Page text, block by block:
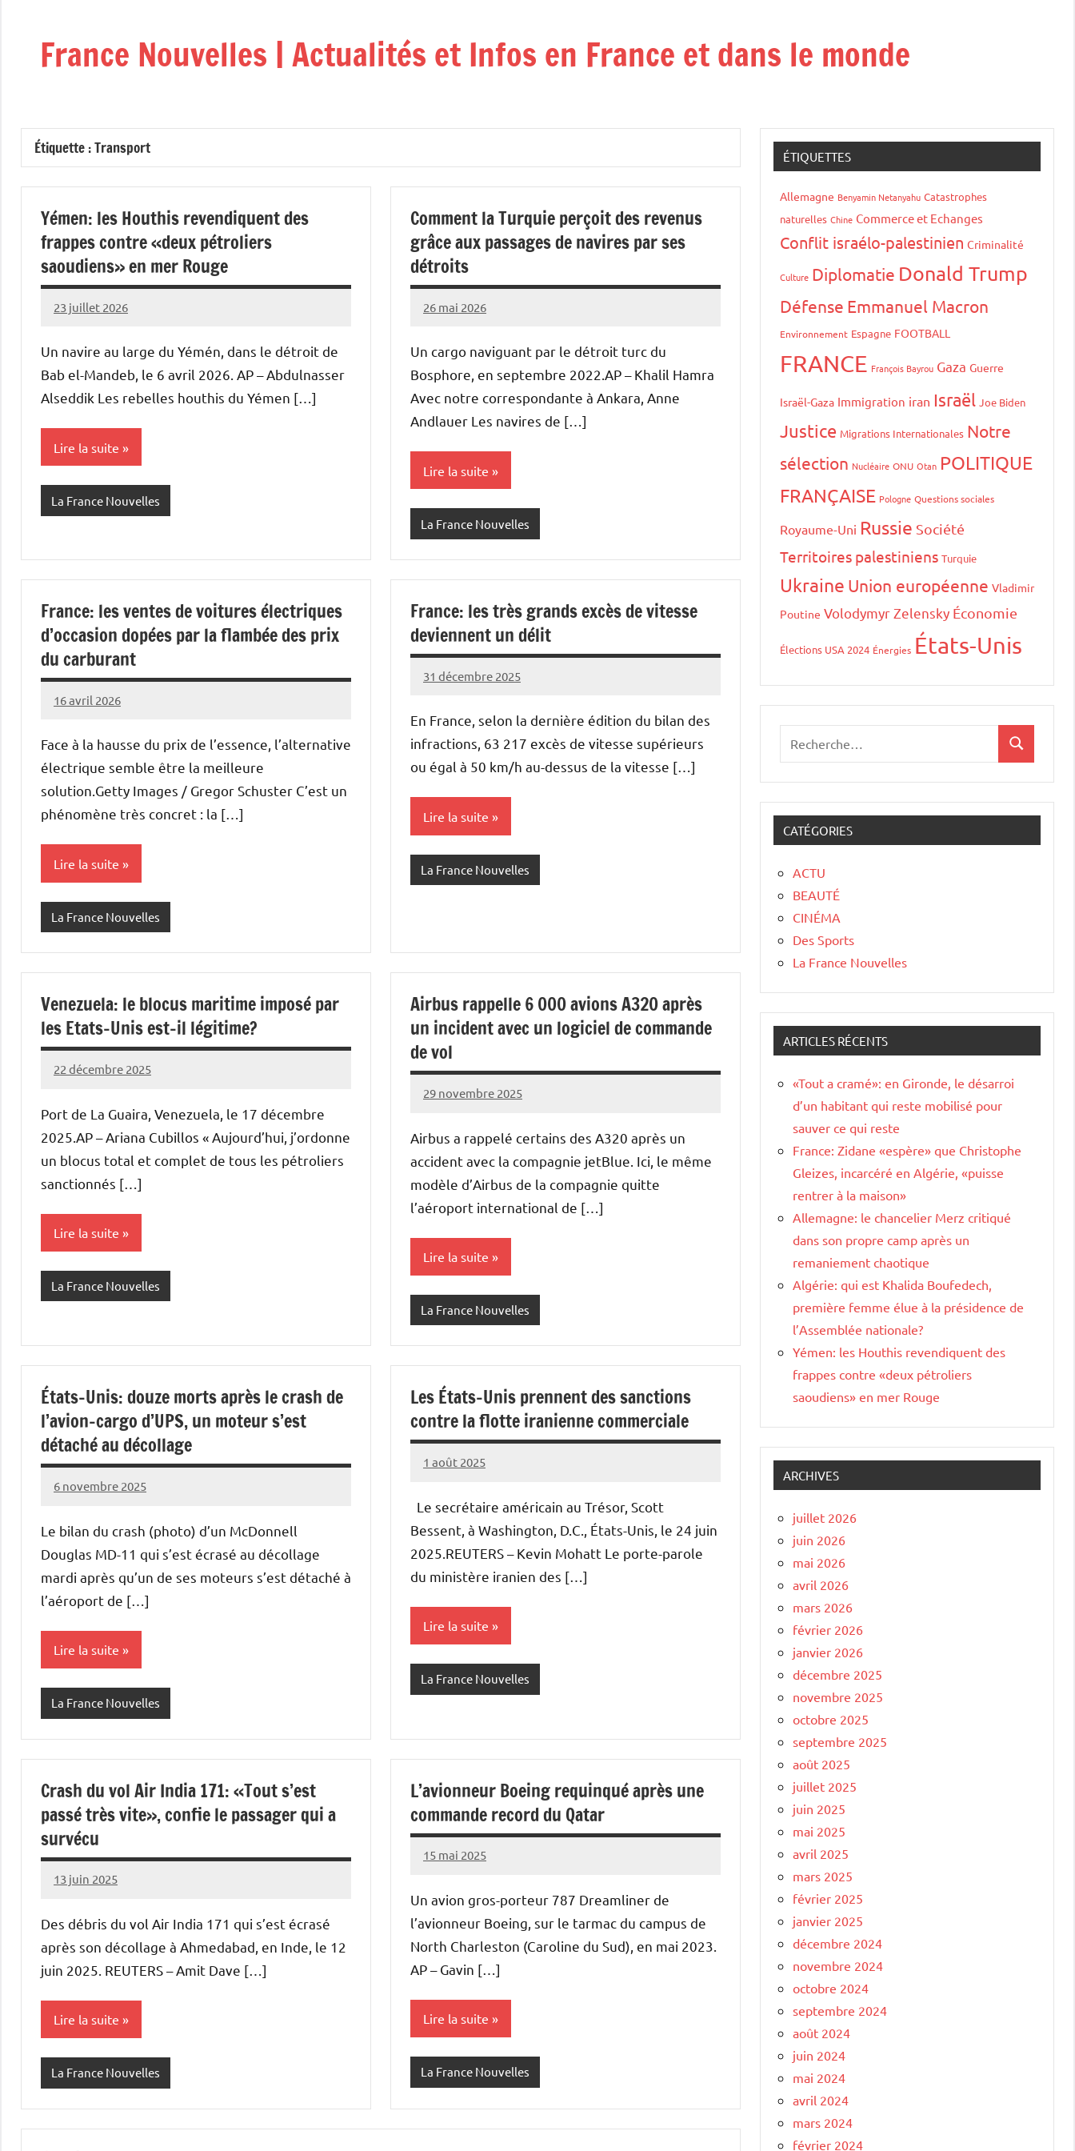
contenuFrance Nouvelles | Actualités et Infos en France et dans le monde
Étiquette :Transport
Yémen: les Houthis revendiquent des
frappes contre «deux pétroliers
saoudiens» en mer Rouge
23 juillet 2026
Admins
Un navire au large du Yémén, dans le détroit de
Bab el-Mandeb, le 6 avril 2026. AP – Abdulnasser
Alseddik Les rebelles houthis du Yémen […]
Lire la suite
La France Nouvelles
Comment la Turquie perçoit des revenus
grâce aux passages de navires par ses
détroits
26 mai 2026
Admins
Un cargo naviguant par le détroit turc du
Bosphore, en septembre 2022.AP – Khalil Hamra
Avec notre correspondante à Ankara, Anne
Andlauer Les navires de […]
Lire la suite
La France Nouvelles
France: les ventes de voitures électriques
d’occasion dopées par la flambée des prix
du carburant
16 avril 2026
Admins
Face à la hausse du prix de l’essence, l’alternative
électrique semble être la meilleure
solution.Getty Images / Gregor Schuster C’est un
phénomène très concret : la […]
Lire la suite
La France Nouvelles
France: les très grands excès de vitesse
deviennent un délit
31 décembre 2025
Admins
En France, selon la dernière édition du bilan des
infractions, 63 217 excès de vitesse supérieurs
ou égal à 50 km/h au-dessus de la vitesse […]
Lire la suite
La France Nouvelles
Venezuela: le blocus maritime imposé par
les Etats-Unis est-il légitime?
22 décembre 2025
Admins
Port de La Guaira, Venezuela, le 17 décembre
2025.AP – Ariana Cubillos « Aujourd’hui, j’ordonne
un blocus total et complet de tous les pétroliers
sanctionnés […]
Lire la suite
La France Nouvelles
Airbus rappelle 6 000 avions A320 après
un incident avec un logiciel de commande
de vol
29 novembre 2025
Admins
Airbus a rappelé certains des A320 après un
accident avec la compagnie jetBlue. Ici, le même
modèle d’Airbus de la compagnie quitte
l’aéroport international de […]
Lire la suite
La France Nouvelles
États-Unis: douze morts après le crash de
l’avion-cargo d’UPS, un moteur s’est
détaché au décollage
6 novembre 2025
Admins
Le bilan du crash (photo) d’un McDonnell
Douglas MD-11 qui s’est écrasé au décollage
mardi après qu’un de ses moteurs s’est détaché à
l’aéroport de […]
Lire la suite
La France Nouvelles
Les États-Unis prennent des sanctions
contre la flotte iranienne commerciale
1 août 2025
Admins
Le secrétaire américain au Trésor, Scott
Bessent, à Washington, D.C., États-Unis, le 24 juin
2025.REUTERS – Kevin Mohatt Le porte-parole
du ministère iranien des […]
Lire la suite
La France Nouvelles
Crash du vol Air India 171: «Tout s’est
passé très vite», confie le passager qui a
survécu
13 juin 2025
Admins
Des débris du vol Air India 171 qui s’est écrasé
après son décollage à Ahmedabad, en Inde, le 12
juin 2025. REUTERS – Amit Dave […]
Lire la suite
La France Nouvelles
L’avionneur Boeing requinqué après une
commande record du Qatar
15 mai 2025
Admins
Un avion gros-porteur 787 Dreamliner de
l’avionneur Boeing, sur le tarmac du campus de
North Charleston (Caroline du Sud), en mai 2023.
AP – Gavin […]
Lire la suite
La France Nouvelles
ÉTIQUETTES
Allemagne Benyamin Netanyahu Catastrophes
naturelles Chine Commerce et Echanges
Conflit israélo-palestinien Criminalité
Culture Diplomatie Donald Trump
Défense Emmanuel Macron
Environnement Espagne FOOTBALL
FRANCE François Bayrou Gaza Guerre
Israël-Gaza Immigration iran Israël Joe Biden
Justice Migrations Internationales Notre
sélection Nucléaire ONU Otan POLITIQUE
FRANÇAISE Pologne Questions sociales
Royaume-Uni Russie Société
Territoires palestiniens Turquie
Ukraine Union européenne Vladimir
Poutine Volodymyr Zelensky Économie
Élections USA 2024 Énergies États-Unis
CATÉGORIES
ACTU
BEAUTÉ
CINÉMA
Des Sports
La France Nouvelles
ARTICLES RÉCENTS
«Tout a cramé»: en Gironde, le désarroi
d’un habitant qui reste mobilisé pour
sauver ce qui reste
France: Zidane «espère» que Christophe
Gleizes, incarcéré en Algérie, «puisse
rentrer à la maison»
Allemagne: le chancelier Merz critiqué
dans son propre camp après un
remaniement chaotique
Algérie: qui est Khalida Boufedech,
première femme élue à la présidence de
l’Assemblée nationale?
Yémen: les Houthis revendiquent des
frappes contre «deux pétroliers
saoudiens» en mer Rouge
ARCHIVES
juillet 2026
juin 2026
mai 2026
avril 2026
mars 2026
février 2026
janvier 2026
décembre 2025
novembre 2025
octobre 2025
septembre 2025
août 2025
juillet 2025
juin 2025
mai 2025
avril 2025
mars 2025
février 2025
janvier 2025
décembre 2024
novembre 2024
octobre 2024
septembre 2024
août 2024
juin 2024
mai 2024
avril 2024
mars 2024
février 2024